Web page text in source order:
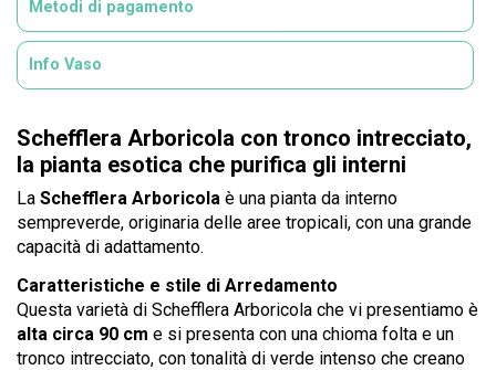
Metodi di pagamento
Info Vaso
Schefflera Arboricola con tronco intrecciato,
la pianta esotica che purifica gli interni
La Schefflera Arboricola è una pianta da interno
sempreverde, originaria delle aree tropicali, con una grande
capacità di adattamento.
Caratteristiche e stile di Arredamento
Questa varietà di Schefflera Arboricola che vi presentiamo è
alta circa 90 cm e si presenta con una chioma folta e un
tronco intrecciato, con tonalità di verde intenso che creano